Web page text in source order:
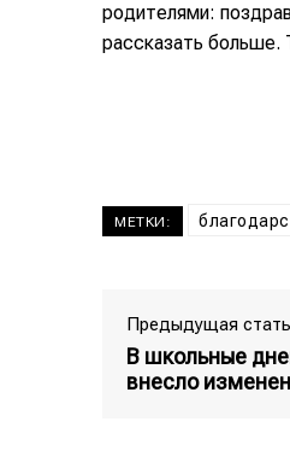
родителями:
рассказать больше.
МЕТКИ:
Предыдущая
В школьные
внесло